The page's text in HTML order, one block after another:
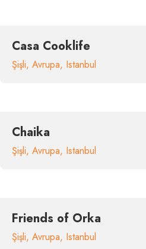
Casa Cooklife
Şişli, Avrupa, Istanbul
Chaika
Şişli, Avrupa, Istanbul
Friends of Orka
Şişli, Avrupa, Istanbul